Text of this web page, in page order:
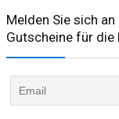
Melden Sie sich
Gutscheine für die